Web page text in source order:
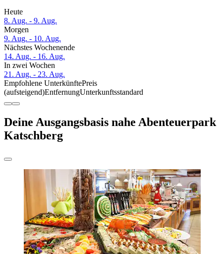
Heute
8. Aug. - 9. Aug.
Morgen
9. Aug. - 10. Aug.
Nächstes Wochenende
14. Aug. - 16. Aug.
In zwei Wochen
21. Aug. - 23. Aug.
Empfohlene UnterkünftePreis
(aufsteigend)EntfernungUnterkunftsstandard
Deine Ausgangsbasis nahe Abenteuerpark
Katschberg